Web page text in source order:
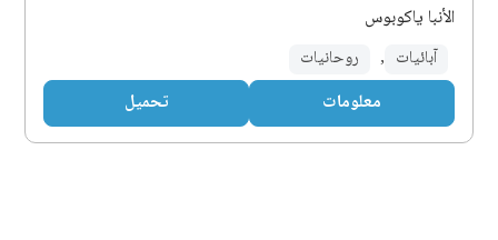
الأنبا ياكوبوس
آبائيات , روحانيات
معلومات تحميل